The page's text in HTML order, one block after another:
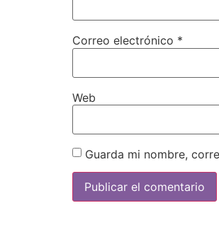
Correo electrónico *
Web
Guarda mi nombre,